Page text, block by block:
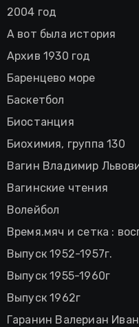
2004 год
А вот была история
Архив 1930 год
Баренцево море
Баскетбол
Биостанция
Биохимия, группа 130
Вагин Владимир
Вагинские чтения
Волейбол
Время.мяч и сетка :
Выпуск 1952-1957г.
Выпуск 1955-1960г
Выпуск 1962г
Гаранин Валериан